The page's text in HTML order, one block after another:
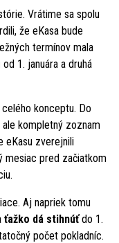
Vrátime sa spolu
že eKasa bude
termínov mala
1. januára a druhá
celého konceptu. Do
kompletný zoznam
eKasu zverejnili
mesiac pred začiatkom
Aj napriek tomu
ťažko dá stihnúťdo 1.
počet pokladníc.